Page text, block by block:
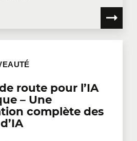
route pour l’IA
– Une
complète des